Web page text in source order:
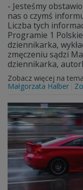
- Jesteśmy
nas o czymś
Liczba tych
Programie 1
dziennikarka,
zmęczeniu sądzi
dziennikarka,
Zobacz więcej na
Małgorzata Halber